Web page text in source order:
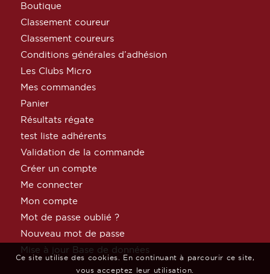
Boutique
Classement coureur
Classement coureurs
Conditions générales d’adhésion
Les Clubs Micro
Mes commandes
Panier
Résultats régate
test liste adhérents
Validation de la commande
Créer un compte
Me connecter
Mon compte
Mot de passe oublié ?
Nouveau mot de passe
Mise à jour Base de données
Ce site utilise des cookies. En continuant à parcourir ce site,
vous acceptez leur utilisation.